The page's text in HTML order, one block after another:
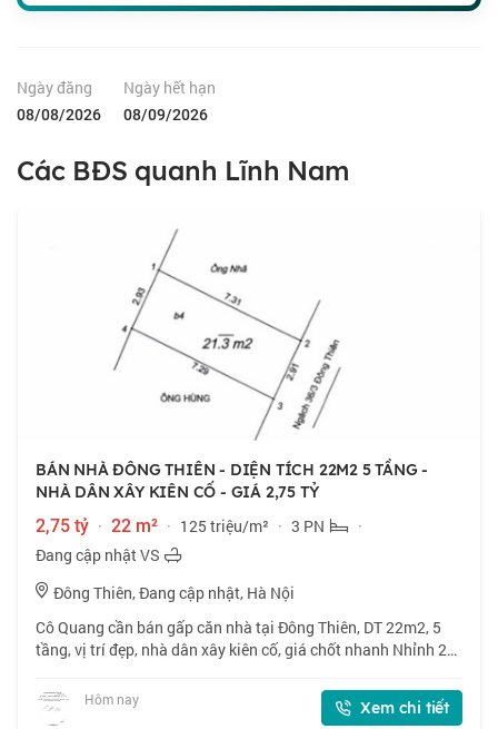
Ngày đăng
08/08/2026
Ngày hết hạn
08/09/2026
Các BĐS quanh Lĩnh Nam
BÁN NHÀ ĐÔNG THIÊN - DIỆN TÍCH 22M2 5 TẦNG -
NHÀ DÂN XÂY KIÊN CỐ - GIÁ 2,75 TỶ
2,75 tỷ · 22 m² · 125 triệu/m² · 3 PN
·
Đang cập nhật VS
Đông Thiên, Đang cập nhật, Hà Nội
Cô Quang cần bán gấp căn nhà tại Đông Thiên, DT 22m2, 5
tầng, vị trí đẹp, nhà dân xây kiên cố, giá chốt nhanh Nhỉnh 2
cố. 🏠 22m2 x 5 tầng,
Hôm nay Xem chi tiết